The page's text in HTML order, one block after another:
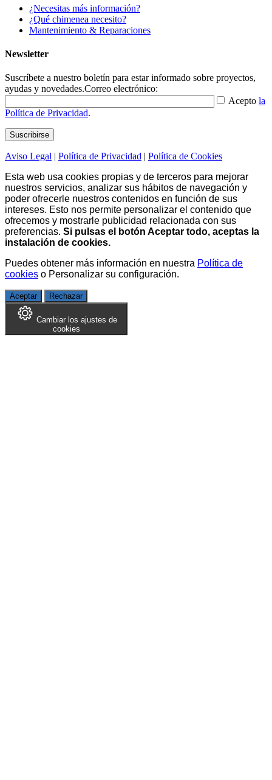
¿Necesitas más información?
¿Qué chimenea necesito?
Mantenimiento & Reparaciones
Newsletter
Suscríbete a nuestro boletín para estar informado sobre proyectos,
ayudas y novedades.Correo electrónico:
Acepto la
Política de Privacidad.
Aviso Legal | Política de Privacidad | Política de Cookies
Esta web usa cookies propias y de terceros para mejorar
nuestros servicios, analizar sus hábitos de navegación y
poder ofrecerle nuestros contenidos en función de sus
intereses. Esto nos permite personalizar el contenido que
ofrecemos y mostrarle publicidad relacionada con sus
preferencias. Si pulsas el botón Aceptar todo, aceptas la
instalación de cookies.
Puedes obtener más información en nuestra Política de
cookies o Personalizar su configuración.
Aceptar Rechazar
Cambiar los ajustes de
cookies